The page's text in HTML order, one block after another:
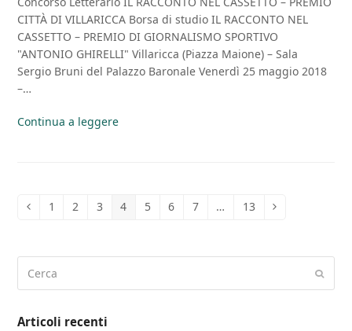
CITTÀ DI VILLARICCA Borsa di studio IL RACCONTO NEL
CASSETTO – PREMIO DI GIORNALISMO SPORTIVO
"ANTONIO GHIRELLI" Villaricca (Piazza Maione) – Sala
Sergio Bruni del Palazzo Baronale Venerdì 25 maggio 2018
–…
Continua a leggere
Precedente
Pagina
1 Pagina
2 Pagina
3 Pagina
4 Pagina
5 Pagina
6 Pagina
7 … Pagina
13 Successivo
Invia
Articoli recenti